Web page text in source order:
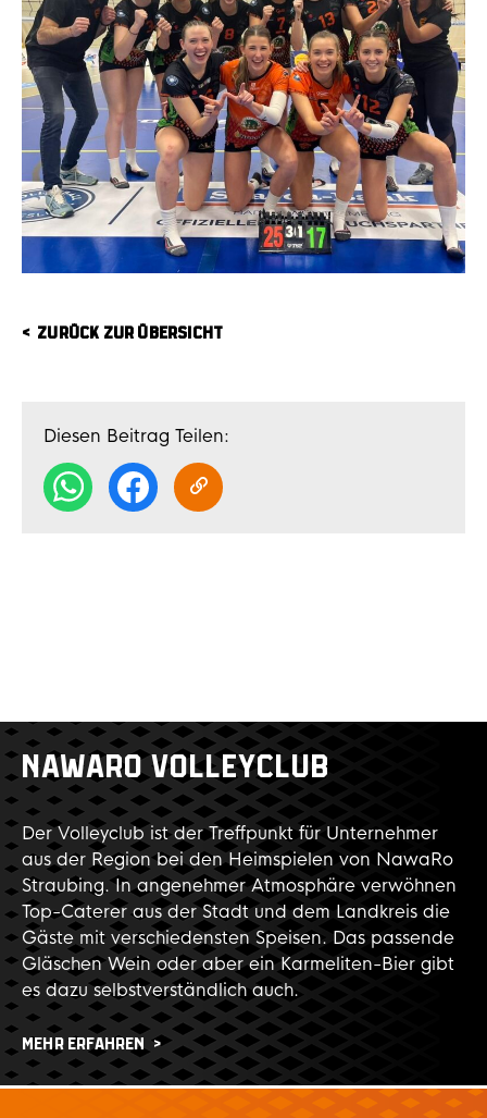
ZURÜCK ZUR ÜBERSICHT
Diesen Beitrag Teilen:
NAWARO VOLLEYCLUB
Der Volleyclub ist der Treffpunkt für Unternehmer
aus der Region bei den Heimspielen von NawaRo
Straubing. In angenehmer Atmosphäre verwöhnen
Top-Caterer aus der Stadt und dem Landkreis die
Gäste mit verschiedensten Speisen. Das passende
Gläschen Wein oder aber ein Karmeliten-Bier gibt
es dazu selbstverständlich auch.
MEHR ERFAHREN